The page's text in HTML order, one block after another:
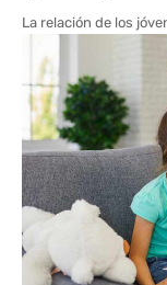
La relación de los